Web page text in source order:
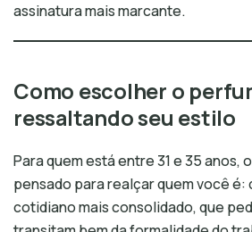
assinatura mais marcante.
Como escolher o
ressaltando seu estilo
Para quem está entre 31 e 35 anos,
pensado para realçar quem você é:
cotidiano mais consolidado, que